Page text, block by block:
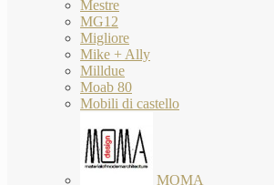
Mestre
MG12
Migliore
Mike + Ally
Milldue
Moab 80
Mobili di castello
MOMA